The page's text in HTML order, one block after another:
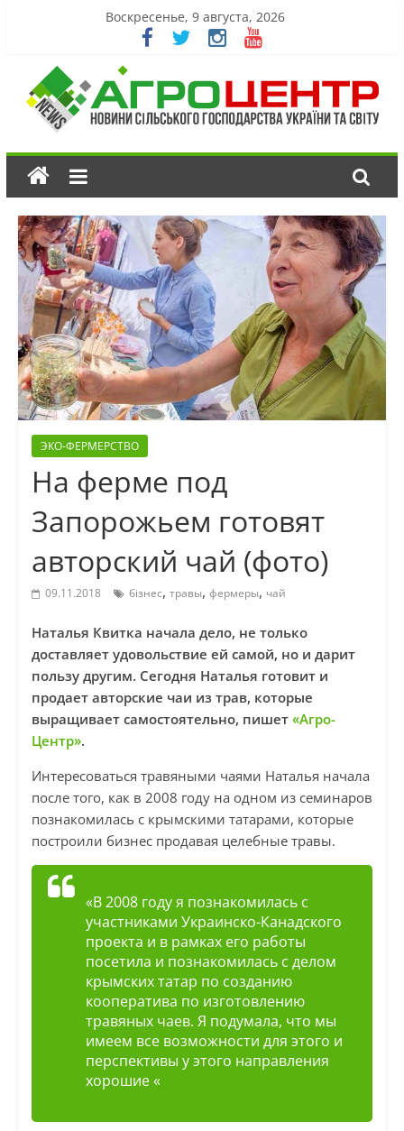
Воскресенье, 9 августа, 2026
ЭКО-ФЕРМЕРСТВО
На ферме под
Запорожьем готовят
авторский чай (фото)
09.11.2018 бізнес, травы, фермеры, чай
Наталья Квитка начала дело, не только
доставляет удовольствие ей самой, но и дарит
пользу другим. Сегодня Наталья готовит и
продает авторские чаи из трав, которые
выращивает самостоятельно, пишет «Агро-
Центр».
Интересоваться травяными чаями Наталья начала
после того, как в 2008 году на одном из семинаров
познакомилась с крымскими татарами, которые
построили бизнес продавая целебные травы.
«В 2008 году я познакомилась с
участниками Украинско-Канадского
проекта и в рамках его работы
посетила и познакомилась с делом
крымских татар по созданию
кооператива по изготовлению
травяных чаев. Я подумала, что мы
имеем все возможности для этого и
перспективы у этого направления
хорошие «